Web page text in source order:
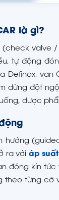
là gì?
(check
tự động
Definox, van
dừng đột
dược
hướng
ra với áp
đóng kín
theo từng cỡ